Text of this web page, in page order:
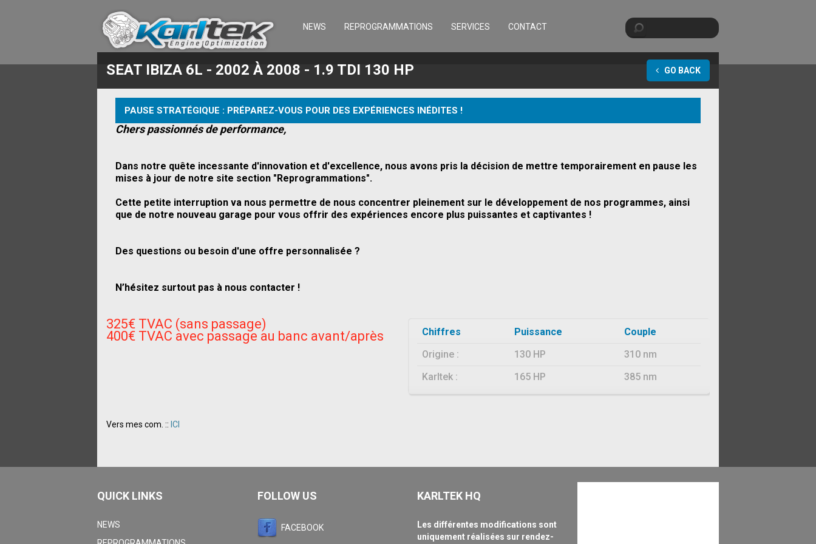
NEWS REPROGRAMMATIONS SERVICES CONTACT SEARCH FORM
Search
SEAT IBIZA 6L - 2002 À 2008 - 1.9 TDI 130 HP
PAUSE STRATÉGIQUE : PRÉPAREZ-VOUS POUR DES EXPÉRIENCES INÉDITES !
Chers passionnés de performance,
Dans notre quête incessante d'innovation et d'excellence, nous avons pris la décision de mettre temporairement en pause les
mises à jour de notre site section "Reprogrammations".
Cette petite interruption va nous permettre de nous concentrer pleinement sur le développement de nos programmes, ainsi
que de notre nouveau garage pour vous offrir des expériences encore plus puissantes et captivantes !
Des questions ou besoin d'une offre personnalisée ?
N’hésitez surtout pas à nous contacter !
GO BACK
325€ TVAC (sans passage)
400€ TVAC avec passage au banc avant/après
Chiffres Puissance
Couple
Origine :
130 HP
310 nm
Karltek :
165 HP 385 nm
Vers mes com. :: ICI
QUICK LINKS
NEWS
FOLLOW US
FACEBOOK
KARLTEK HQ
Les différentes modifications sont
uniquement réalisées sur rendez-